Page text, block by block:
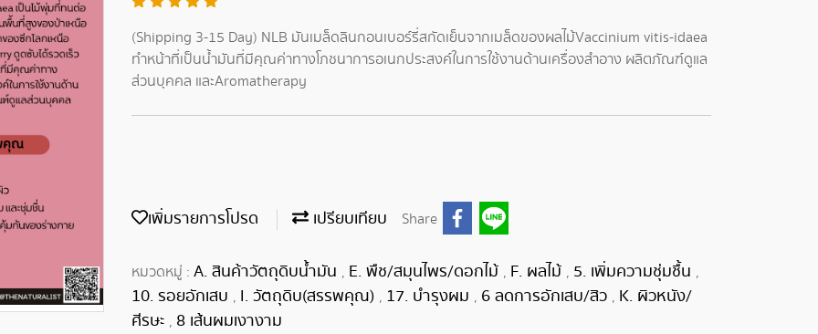
(Shipping 3-15 Day) NLB มันเมล็ดลินกอนเบอร์รี่สกัดเย็นจากเมล็ดของผลไม้Vaccinium vitis-idaea
ทำหน้าที่เป็นน้ำมันที่มีคุณค่าทางโภชนาการอเนกประสงค์ในการใช้งานด้านเครื่องสำอาง ผลิตภัณฑ์ดูแล
ส่วนบุคคล และAromatherapy
เพิ่มรายการโปรด เปรียบเทียบ Share
หมวดหมู่ : A. สินค้าวัตถุดิบน้ำมัน , E. พืช/สมุนไพร/ดอกไม้ , F. ผลไม้ , 5. เพิ่มความชุ่มชื้น ,
10. รอยอักเสบ , I. วัตถุดิบ(สรรพคุณ) , 17. บำรุงผม , 6 ลดการอักเสบ/สิว , K. ผิวหนัง/
ศีรษะ , 8 เส้นผมเงางาม